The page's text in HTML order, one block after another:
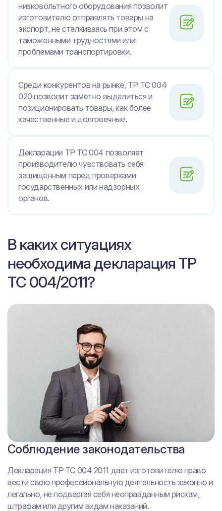
низковольтного оборудования позволит
изготовителю отправлять товары на
экспорт, не сталкиваясь при этом с
таможенными трудностями или
проблемами транспортировки.
Среди конкурентов на рынке, ТР ТС 004
020 позволит заметно выделиться и
позиционировать товары, как более
качественные и долговечные.
Декларации ТР ТС 004 позволяет
производителю чувствовать себя
защищенным перед проверками
государственных или надзорных
органов.
В каких ситуациях
необходима декларация ТР
ТС 004/2011?
Соблюдение законодательства
Декларация ТР ТС 004 2011 дает изготовителю право
вести свою профессиональную деятельность законно и
легально, не подвергая себя неоправданным рискам,
штрафам или другим видам наказаний.
Безопасность
Сертификация ТР ТС 004 обеспечивает соблюдение
различными компаниями высокого уровня безопасности
изготавливаемой продукции, а также позволяет
предоставлять приборы и оборудование с
Конкурентоспособность
Декларация ТР ТС низковольтное оборудование – это
уверенный шаг вперед в своей нише бизнеса.
Производитель, имеющий такой разрешительный
документ, всегда будет лидером отечественного или